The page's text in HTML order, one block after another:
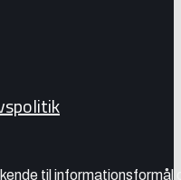
til